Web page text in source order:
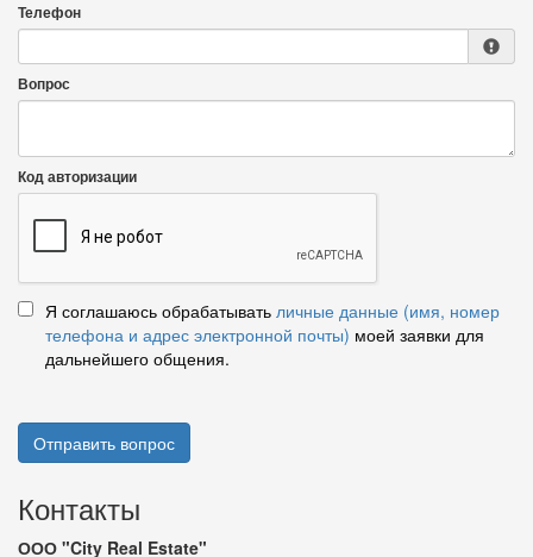
Телефон
Вопрос
Код авторизации
Я соглашаюсь обрабатывать личные данные (имя, номер
телефона и адрес электронной почты) моей заявки для
дальнейшего общения.
Отправить вопрос
Контакты
ООО "City Real Estate"